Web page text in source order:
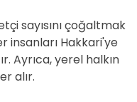
sayısını çoğaltmak
insanları Hakkari'ye
Ayrıca, yerel halkın
alır.